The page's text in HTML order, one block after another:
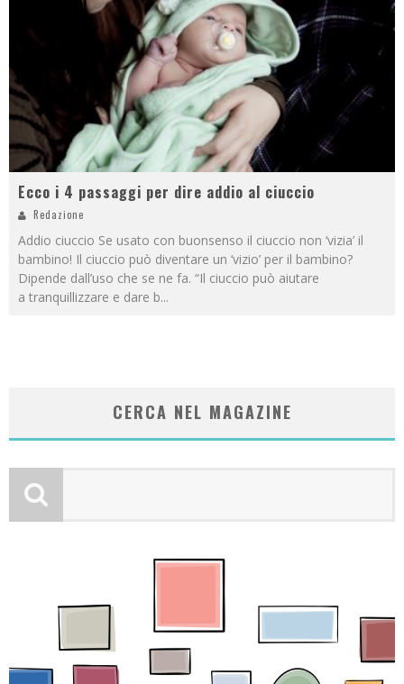
Ecco i 4 passaggi per dire addio al ciuccio
Redazione
Addio ciuccio Se usato con buonsenso il ciuccio non ‘vizia’ il
bambino! Il ciuccio può diventare un ‘vizio’ per il bambino?
Dipende dall’uso che se ne fa. “Il ciuccio può aiutare
a tranquillizzare e dare b...
CERCA NEL MAGAZINE